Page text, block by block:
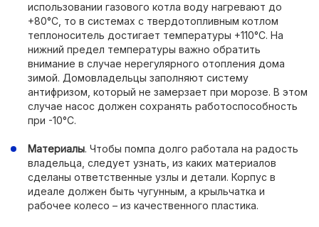
использовании газового котла воду нагревают до
+80°С, то в системах с твердотопливным котлом
теплоноситель достигает температуры +110°С. На
нижний предел температуры важно обратить
внимание в случае нерегулярного отопления дома
зимой. Домовладельцы заполняют систему
антифризом, который не замерзает при морозе. В этом
случае насос должен сохранять работоспособность
при -10°С.
Материалы. Чтобы помпа долго работала на радость
владельца, следует узнать, из каких материалов
сделаны ответственные узлы и детали. Корпус в
идеале должен быть чугунным, а крыльчатка и
рабочее колесо – из качественного пластика.